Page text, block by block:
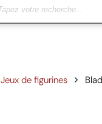
Jeux de figurines